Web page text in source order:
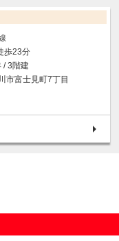
歩23分
/ 3階建
市富士見町7丁目